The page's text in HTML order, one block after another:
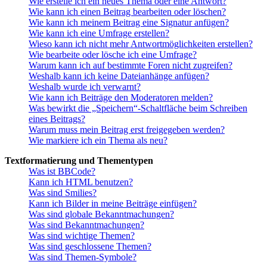
Wie kann ich einen Beitrag bearbeiten oder löschen?
Wie kann ich meinem Beitrag eine Signatur anfügen?
Wie kann ich eine Umfrage erstellen?
Wieso kann ich nicht mehr Antwortmöglichkeiten erstellen?
Wie bearbeite oder lösche ich eine Umfrage?
Warum kann ich auf bestimmte Foren nicht zugreifen?
Weshalb kann ich keine Dateianhänge anfügen?
Weshalb wurde ich verwarnt?
Wie kann ich Beiträge den Moderatoren melden?
Was bewirkt die „Speichern“-Schaltfläche beim Schreiben
eines Beitrags?
Warum muss mein Beitrag erst freigegeben werden?
Wie markiere ich ein Thema als neu?
Textformatierung und Thementypen
Was ist BBCode?
Kann ich HTML benutzen?
Was sind Smilies?
Kann ich Bilder in meine Beiträge einfügen?
Was sind globale Bekanntmachungen?
Was sind Bekanntmachungen?
Was sind wichtige Themen?
Was sind geschlossene Themen?
Was sind Themen-Symbole?